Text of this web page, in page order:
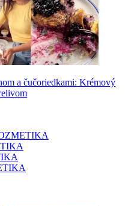
a čučoriedkami: Krémový